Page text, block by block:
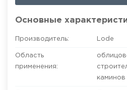
Основные
Производитель: Lode
Область
применения:
каминов